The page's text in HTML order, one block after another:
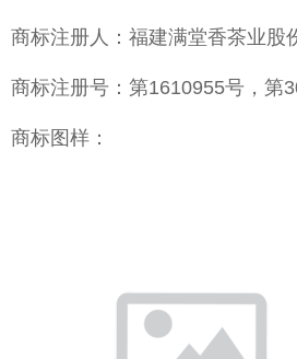
商标注册人：福建满堂香茶业股
商标注册号：第1610955号，第
商标图样：